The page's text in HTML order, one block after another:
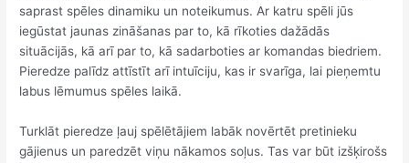
saprast spēles dinamiku un noteikumus. Ar katru spēli jūs
iegūstat jaunas zināšanas par to, kā rīkoties dažādās
situācijās, kā arī par to, kā sadarboties ar komandas biedriem.
Pieredze palīdz attīstīt arī intuīciju, kas ir svarīga, lai pieņemtu
labus lēmumus spēles laikā.
Turklāt pieredze ļauj spēlētājiem labāk novērtēt pretinieku
gājienus un paredzēt viņu nākamos soļus. Tas var būt izšķirošs